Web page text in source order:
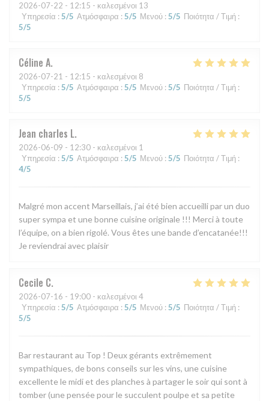
2026-07-22 - 12:15 - καλεσμένοι 13
Υπηρεσία : 5/5 Ατμόσφαιρα : 5/5 Μενού : 5/5 Ποιότητα / Τιμή :
5/5
Céline A
2026-07-21 - 12:15 - καλεσμένοι 8
Υπηρεσία : 5/5 Ατμόσφαιρα : 5/5 Μενού : 5/5 Ποιότητα / Τιμή :
5/5
Jean charles L
2026-06-09 - 12:30 - καλεσμένοι 1
Υπηρεσία : 5/5 Ατμόσφαιρα : 5/5 Μενού : 5/5 Ποιότητα / Τιμή :
4/5
Malgré mon accent Marseillais, j’ai été bien accueilli par un duo
super sympa et une bonne cuisine originale !!! Merci à toute
l’équipe, on a bien rigolé. Vous êtes une bande d’encatanée!!!
Je reviendrai avec plaisir
Cecile C
2026-07-16 - 19:00 - καλεσμένοι 4
Υπηρεσία : 5/5 Ατμόσφαιρα : 5/5 Μενού : 5/5 Ποιότητα / Τιμή :
5/5
Bar restaurant au Top ! Deux gérants extrêmement
sympathiques, de bons conseils sur les vins, une cuisine
excellente le midi et des planches à partager le soir qui sont à
tomber (une pensée pour le succulent poulpe et sa petite